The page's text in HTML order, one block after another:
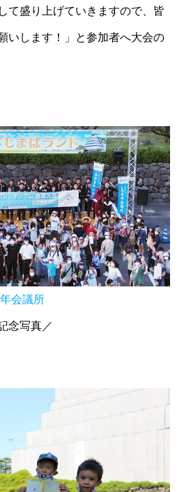
て盛り上げていきますので、皆
いします！」と参加者へ大会の
会議所
念写真／